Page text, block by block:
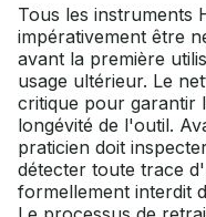
Tous les instruments
impérativement être
avant la première
usage ultérieur. Le
critique pour garantir
longévité de l'outil.
praticien doit
détecter toute trace
formellement interdit